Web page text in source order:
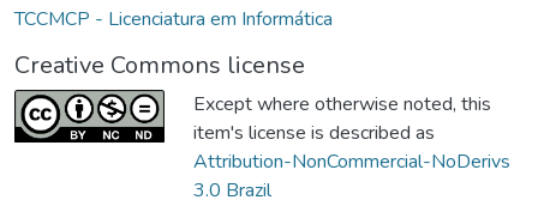
TCCMCP - Licenciatura em Informática
Creative Commons license
Except where otherwise noted, this
item's license is described as
Attribution-NonCommercial-NoDerivs
3.0 Brazil